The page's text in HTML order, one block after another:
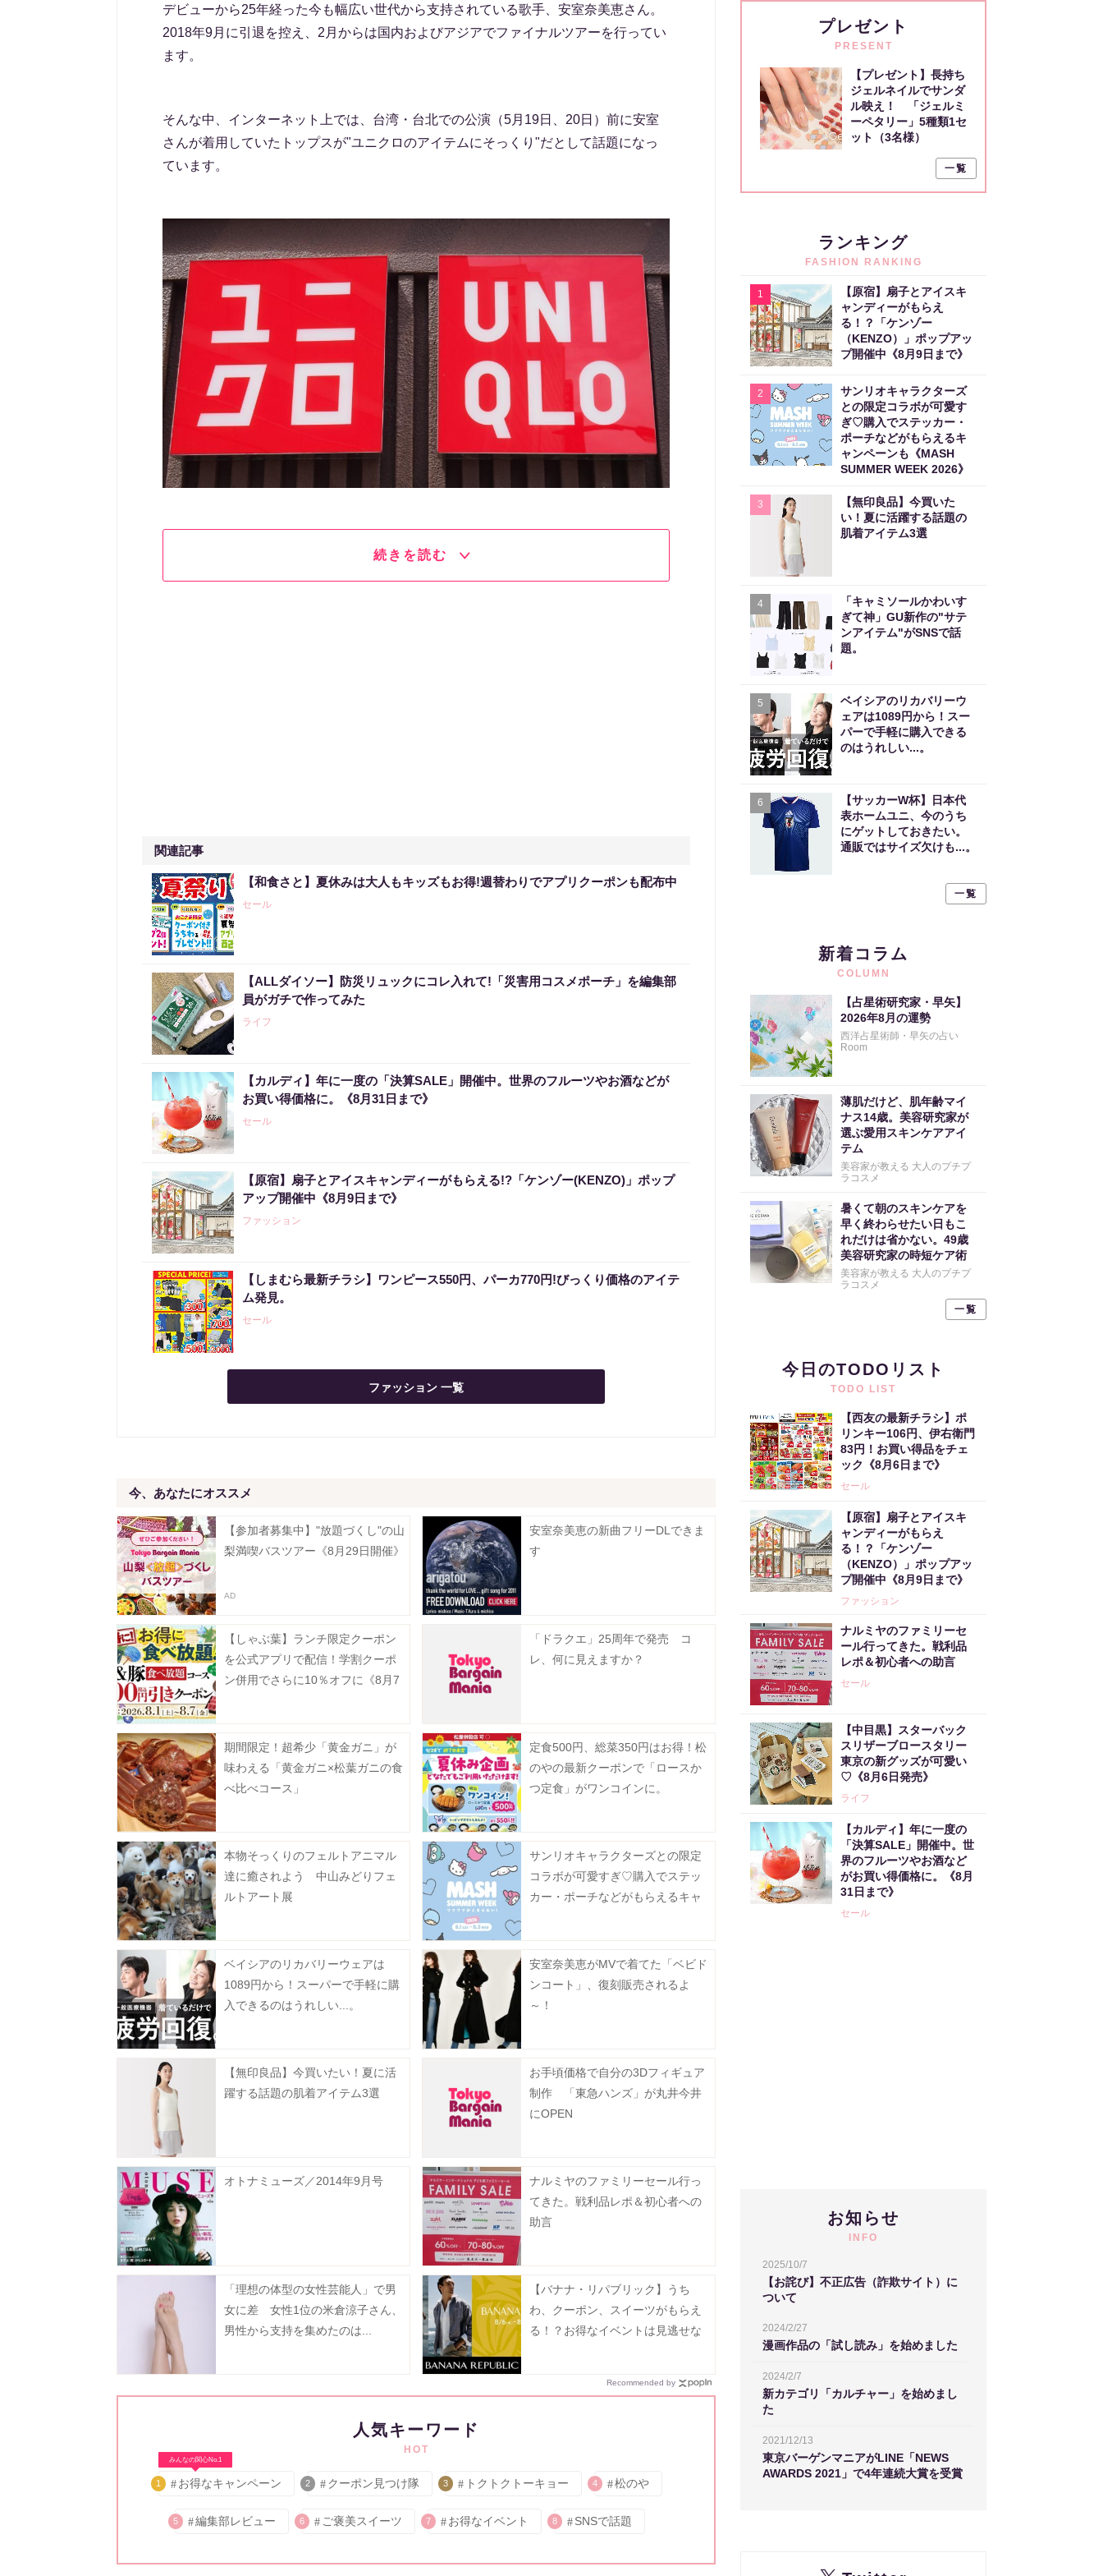
デビューから25年経った今も幅広い世代から支持されている歌手、安室奈美恵さん。
2018年9月に引退を控え、2月からは国内およびアジアでファイナルツアーを行ってい
ます。
そんな中、インターネット上では、台湾・台北での公演（5月19日、20日）前に安室
さんが着用していたトップスが"ユニクロのアイテムにそっくり"だとして話題になっ
ています。
続きを読む
関連記事
【和食さと】夏休みは大人もキッズもお得!週替わりでアプリクーポンも配布中
セール
【ALLダイソー】防災リュックにコレ入れて!「災害用コスメポーチ」を編集部
員がガチで作ってみた
ライフ
【カルディ】年に一度の「決算SALE」開催中。世界のフルーツやお酒などが
お買い得価格に。《8月31日まで》
セール
【原宿】扇子とアイスキャンディーがもらえる!?「ケンゾー(KENZO)」ポップ
アップ開催中《8月9日まで》
ファッション
【しまむら最新チラシ】ワンピース550円、パーカ770円!びっくり価格のアイテ
ム発見。
セール
ファッション 一覧
今、あなたにオススメ
【参加者募集中】"放題づくし"の山
梨満喫バスツアー《8月29日開催》
安室奈美恵の新曲フリーDLできま
す
【しゃぶ葉】ランチ限定クーポン
を公式アプリで配信！学割クーポ
ン併用でさらに10％オフに《8月7
「ドラクエ」25周年で発売 コ
レ、何に見えますか？
期間限定！超希少「黄金ガニ」が
味わえる「黄金ガニ×松葉ガニの食
べ比べコース」
定食500円、総菜350円はお得！松
のやの最新クーポンで「ロースか
つ定食」がワンコインに。
本物そっくりのフェルトアニマル
達に癒されよう 中山みどりフェ
ルトアート展
サンリオキャラクターズとの限定
コラボが可愛すぎ♡購入でステッ
カー・ポーチなどがもらえるキャ
ベイシアのリカバリーウェアは
1089円から！スーパーで手軽に購
入できるのはうれしい...。
安室奈美恵がMVで着てた「ベビド
ンコート」、復刻販売されるよ
～！
【無印良品】今買いたい！夏に活
躍する話題の肌着アイテム3選
お手頃価格で自分の3Dフィギュア
制作 「東急ハンズ」が丸井今井
にOPEN
オトナミューズ／2014年9月号
ナルミヤのファミリーセール行っ
てきた。戦利品レポ＆初心者への
助言
「理想の体型の女性芸能人」で男
女に差 女性1位の米倉涼子さん、
男性から支持を集めたのは...
【バナナ・リパブリック】うち
わ、クーポン、スイーツがもらえ
る！？お得なイベントは見逃せな
Recommended by
人気キーワード
HOT
みんなの関心No.1
1 お得なキャンペーン 2 クーポン見つけ隊 3 トクトクトーキョー 4 松のや
5 編集部レビュー 6 ご褒美スイーツ 7 お得なイベント 8 SNSで話題
プレゼント
PRESENT
【プレゼント】長持ち
ジェルネイルでサンダ
ル映え！ 「ジェルミ
ーペタリー」5種類1セ
ット（3名様）
一覧
ランキング
FASHION RANKING
1
【原宿】扇子とアイスキ
ャンディーがもらえ
る！？「ケンゾー
（KENZO）」ポップアッ
プ開催中《8月9日まで》
2
サンリオキャラクターズ
との限定コラボが可愛す
ぎ♡購入でステッカー・
ポーチなどがもらえるキ
ャンペーンも《MASH
SUMMER WEEK 2026》
3
【無印良品】今買いた
い！夏に活躍する話題の
肌着アイテム3選
4
「キャミソールかわいす
ぎて神」GU新作の"サテ
ンアイテム"がSNSで話
題。
5
ベイシアのリカバリーウ
ェアは1089円から！スー
パーで手軽に購入できる
のはうれしい...。
6
【サッカーW杯】日本代
表ホームユニ、今のうち
にゲットしておきたい。
通販ではサイズ欠けも...。
一覧
新着コラム
COLUMN
【占星術研究家・早矢】
2026年8月の運勢
西洋占星術師・早矢の占い
Room
薄肌だけど、肌年齢マイ
ナス14歳。美容研究家が
選ぶ愛用スキンケアアイ
テム
美容家が教える 大人のプチプ
ラコスメ
暑くて朝のスキンケアを
早く終わらせたい日もこ
れだけは省かない。49歳
美容研究家の時短ケア術
美容家が教える 大人のプチプ
ラコスメ
一覧
今日のTODOリスト
TODO LIST
【西友の最新チラシ】ポ
リンキー106円、伊右衛門
83円！お買い得品をチェ
ック《8月6日まで》
セール
【原宿】扇子とアイスキ
ャンディーがもらえ
る！？「ケンゾー
（KENZO）」ポップアッ
プ開催中《8月9日まで》
ファッション
ナルミヤのファミリーセ
ール行ってきた。戦利品
レポ＆初心者への助言
セール
【中目黒】スターバック
スリザーブロースタリー
東京の新グッズが可愛い
♡《8月6日発売》
ライフ
【カルディ】年に一度の
「決算SALE」開催中。世
界のフルーツやお酒など
がお買い得価格に。《8月
31日まで》
セール
お知らせ
INFO
2025/10/7
【お詫び】不正広告（詐欺サイト）に
ついて
2024/2/27
漫画作品の「試し読み」を始めました
2024/2/7
新カテゴリ「カルチャー」を始めまし
た
2021/12/13
東京バーゲンマニアがLINE「NEWS
AWARDS 2021」で4年連続大賞を受賞